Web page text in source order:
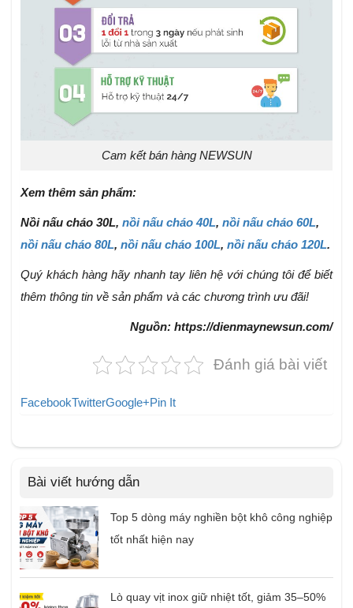
Cam kết bán hàng NEWSUN
Xem thêm sản phẩm:
Nồi nấu cháo 30L, nồi nấu cháo 40L, nồi nấu cháo 60L,
nồi nấu cháo 80L, nồi nấu cháo 100L, nồi nấu cháo 120L.
Quý khách hàng hãy nhanh tay liên hệ với chúng tôi để biết
thêm thông tin về sản phẩm và các chương trình ưu đãi!
Nguồn: https://dienmaynewsun.com/
Đánh giá bài viết
FacebookTwitterGoogle+Pin It
Bài viết hướng dẫn
Top 5 dòng máy nghiền bột khô công nghiệp
tốt nhất hiện nay
Lò quay vịt inox giữ nhiệt tốt, giảm 35–50%